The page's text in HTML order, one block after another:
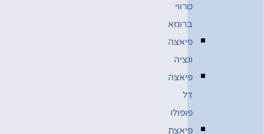
טרווי
ברומא
פיאצה
ונציה
פיאצה
דל
פופולו
פיאצת